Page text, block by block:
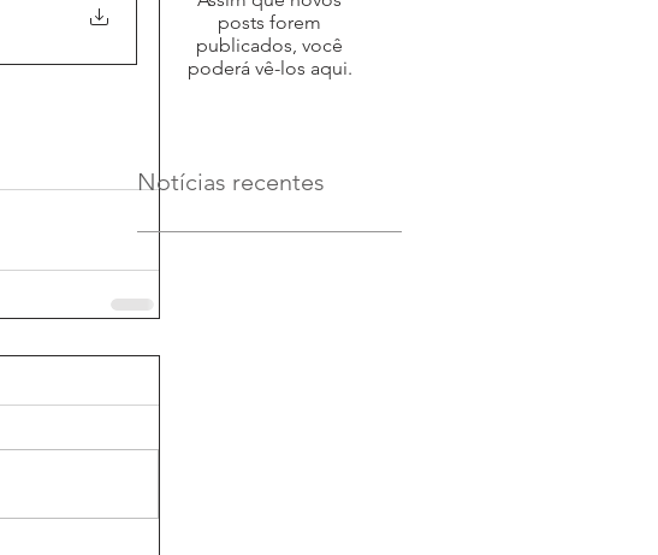
posts forem
publicados, você
poderá vê-los aqui.
Notícias recentes